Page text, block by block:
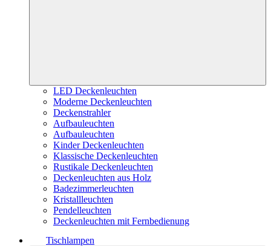
LED Deckenleuchten
Moderne Deckenleuchten
Deckenstrahler
Aufbauleuchten
Aufbauleuchten
Kinder Deckenleuchten
Klassische Deckenleuchten
Rustikale Deckenleuchten
Deckenleuchten aus Holz
Badezimmerleuchten
Kristallleuchten
Pendelleuchten
Deckenleuchten mit Fernbedienung
Tischlampen